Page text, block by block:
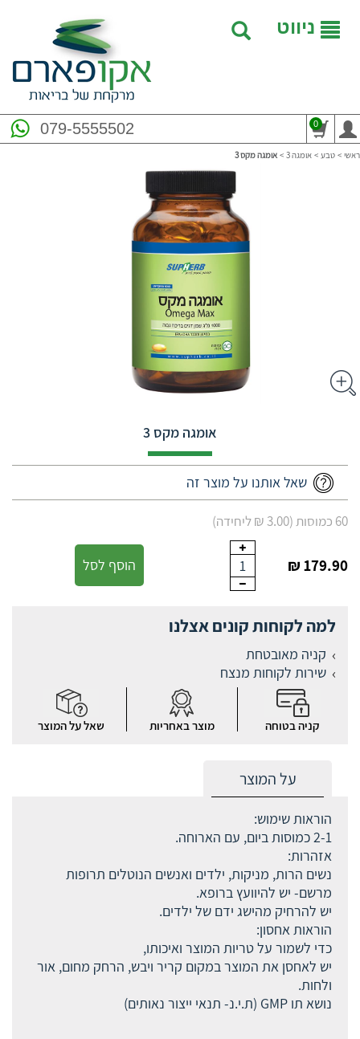
ניווט
079-5555502 0
ראשי > טבע > אומגה 3 > אומגה מקס 3
אומגה מקס 3
שאל אותנו על מוצר זה
60 כמוסות (3.00 ₪ ליחידה)
179.90 ₪
1 הוסף לסל
למה לקוחות קונים אצלנו
קניה מאובטחת
שירות לקוחות מנצח
קניה בטוחה מוצר באחריות שאל על המוצר
על המוצר
הוראות שימוש:
2-1 כמוסות ביום, עם הארוחה.
אזהרות:
נשים הרות, מניקות, ילדים ואנשים הנוטלים תרופות
מרשם- יש להיוועץ ברופא.
יש להרחיק מהישג ידם של ילדים.
הוראות אחסון:
כדי לשמור על טריות המוצר ואיכותו,
יש לאחסן את המוצר במקום קריר ויבש, הרחק מחום, אור
ולחות.
נושא תו GMP (ת.י.נ- תנאי ייצור נאותים)